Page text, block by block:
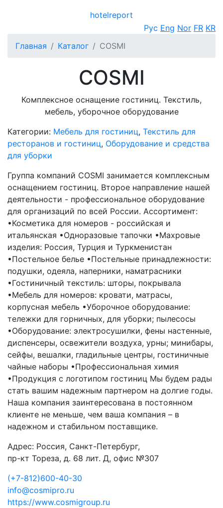
hotelreport
Рус Eng Nor FR KR
Главная
Каталог COSMI
COSMI
Комплексное оснащение гостиниц. Текстиль,
мебель, уборочное оборудование
Категории: Мебель для гостиниц, Текстиль для
ресторанов и гостиниц, Оборудование и средства
для уборки
Группа компаний COSMI занимается комплексным
оснащением гостиниц. Второе направление нашей
деятельности - профессиональное оборудование
для организаций по всей России. Ассортимент:
•Косметика для номеров - российская и
итальянская •Одноразовые тапочки •Махровые
изделия: Россия, Турция и Туркменистан
•Постельное белье •Постельные принадлежности:
подушки, одеяла, наперники, наматрасники
•Гостиничный текстиль: шторы, покрывала
•Мебель для номеров: кровати, матрасы,
корпусная мебель •Уборочное оборудование:
тележки для горничных, для уборки; пылесосы
•Оборудование: электросушилки, фены настенные,
диспенсеры, освежители воздуха, урны; минибары,
сейфы, вешалки, гладильные центры, гостиничные
чайные наборы •Профессиональная химия
•Продукция с логотипом гостиниц Мы будем рады
стать вашим надежным партнером на долгие годы.
Наша компания заинтересована в постоянном
клиенте не меньше, чем ваша компания – в
надежном и стабильном поставщике.
Адрес: Россия, Санкт-Петербург,
пр-кт Тореза, д. 68 лит. Д, офис №307
(+7-812)600-40-30
info@cosmipro.ru
https://www.cosmigroup.ru